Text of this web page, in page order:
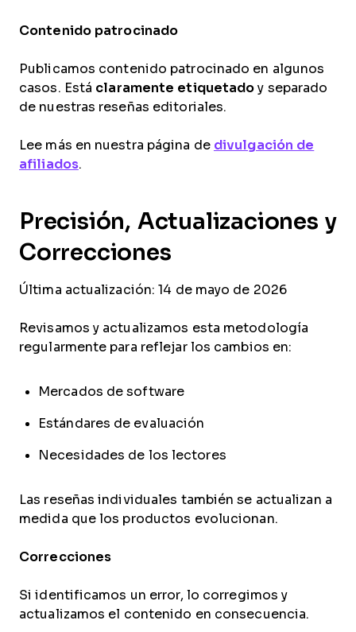
Contenido patrocinado
Publicamos contenido patrocinado en algunos
casos. Está claramente etiquetado y separado
de nuestras reseñas editoriales.
Lee más en nuestra página de divulgación de
afiliados.
Precisión, Actualizaciones y
Correcciones
Última actualización: 14 de mayo de 2026
Revisamos y actualizamos esta metodología
regularmente para reflejar los cambios en:
Mercados de software
Estándares de evaluación
Necesidades de los lectores
Las reseñas individuales también se actualizan a
medida que los productos evolucionan.
Correcciones
Si identificamos un error, lo corregimos y
actualizamos el contenido en consecuencia.